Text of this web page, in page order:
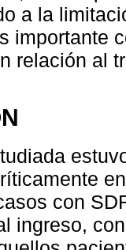
a la
importante
relación al
con
ingreso,